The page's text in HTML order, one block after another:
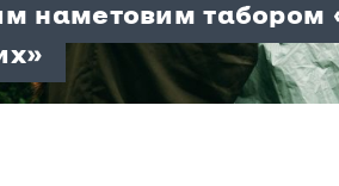
наметовим табором
зі Львівщини —
України
роботу: Львівщину
це Ти» — три дні знань,
на Плаю:
разом